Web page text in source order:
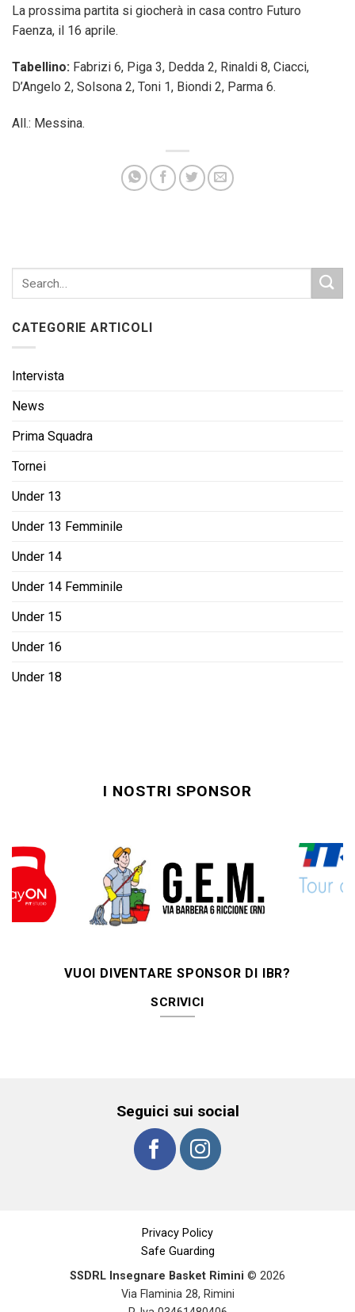
La prossima partita si giocherà in casa contro Futuro
Faenza, il 16 aprile.
Tabellino: Fabrizi 6, Piga 3, Dedda 2, Rinaldi 8, Ciacci,
D’Angelo 2, Solsona 2, Toni 1, Biondi 2, Parma 6.
All.: Messina.
CATEGORIE ARTICOLI
Intervista
News
Prima Squadra
Tornei
Under 13
Under 13 Femminile
Under 14
Under 14 Femminile
Under 15
Under 16
Under 18
I NOSTRI SPONSOR
VUOI DIVENTARE SPONSOR DI IBR?
SCRIVICI
Seguici sui social
Privacy Policy
Safe Guarding
SSDRL Insegnare Basket Rimini © 2026
Via Flaminia 28, Rimini